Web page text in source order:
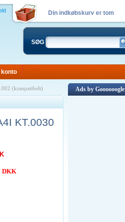
Din indkøbskurv er tom
SØG
konto
(kompatibelt)
KT.0030
DKK
Ads by Goooooogle